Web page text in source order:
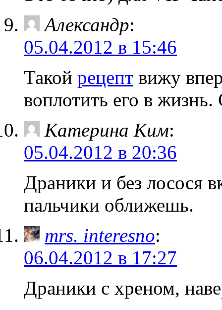
Александр:
05.04.2012 в 15:46
Такой рецепт вижу
воплотить его в
Катерина Ким:
05.04.2012 в 20:36
Драники и без лосося
пальчики оближешь.
mrs. interesno:
06.04.2012 в 17:27
Драники с хреном,